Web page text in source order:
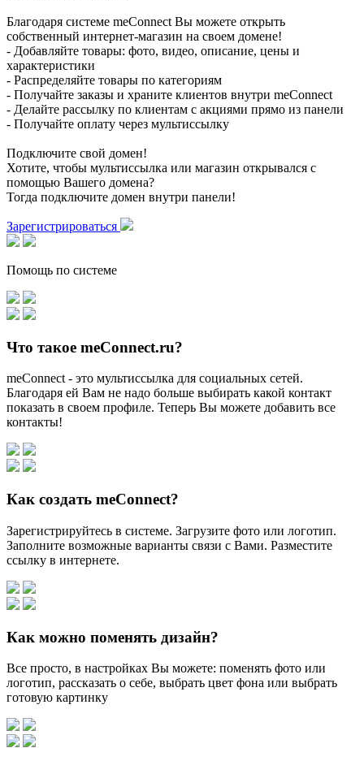
Благодаря системе meConnect Вы можете открыть
собственный интернет-магазин на своем домене!
- Добавляйте товары: фото, видео, описание, цены и
характеристики
- Распределяйте товары по категориям
- Получайте заказы и храните клиентов внутри meConnect
- Делайте рассылку по клиентам с акциями прямо из панели
- Получайте оплату через мультиссылку
Подключите свой домен!
Хотите, чтобы мультиссылка или магазин открывался с
помощью Вашего домена?
Тогда подключите домен внутри панели!
Зарегистрироваться
Помощь по системе
Что такое meConnect.ru?
meConnect - это мультиссылка для социальных сетей.
Благодаря ей Вам не надо больше выбирать какой контакт
показать в своем профиле. Теперь Вы можете добавить все
контакты!
Как создать meConnect?
Зарегистрируйтесь в системе. Загрузите фото или логотип.
Заполните возможные варианты связи с Вами. Разместите
ссылку в интернете.
Как можно поменять дизайн?
Все просто, в настройках Вы можете: поменять фото или
логотип, рассказать о себе, выбрать цвет фона или выбрать
готовую картинку